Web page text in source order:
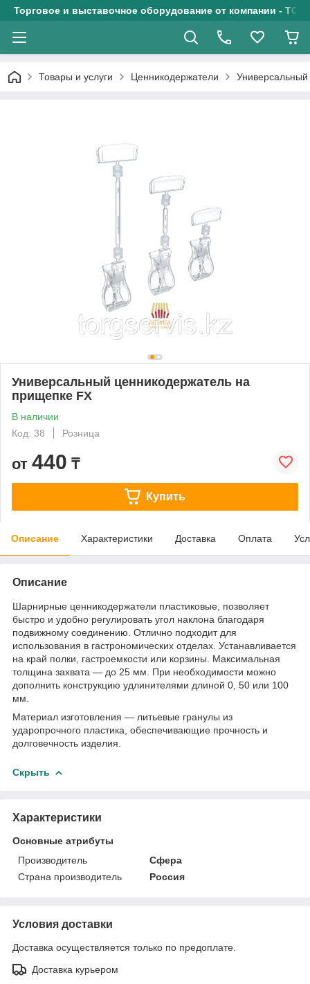
Торговое и выставочное оборудование от компании - ТОО
Товары и услуги Ценникодержатели
Универсальный ценникодержатель на
прищепке FX
В наличии
Код: 38
Розница
от 440 ₸
Купить
Описание Характеристики Доставка Оплата
Описание
Шарнирные ценникодержатели пластиковые, позволяет
быстро и удобно регулировать угол наклона благодаря
подвижному соединению. Отлично подходит для
использования в гастрономических отделах. Устанавливается
на край полки, гастроемкости или корзины. Максимальная
толщина захвата — до 25 мм. При необходимости можно
дополнить конструкцию удлинителями длиной 0, 50 или 100
мм.
Материал изготовления — литьевые гранулы из
ударопрочного пластика, обеспечивающие прочность и
долговечность изделия.
Скрыть
Характеристики
Основные атрибуты
Производитель
Сфера
Страна производитель
Россия
Условия доставки
Доставка осуществляется только по предоплате.
Доставка курьером